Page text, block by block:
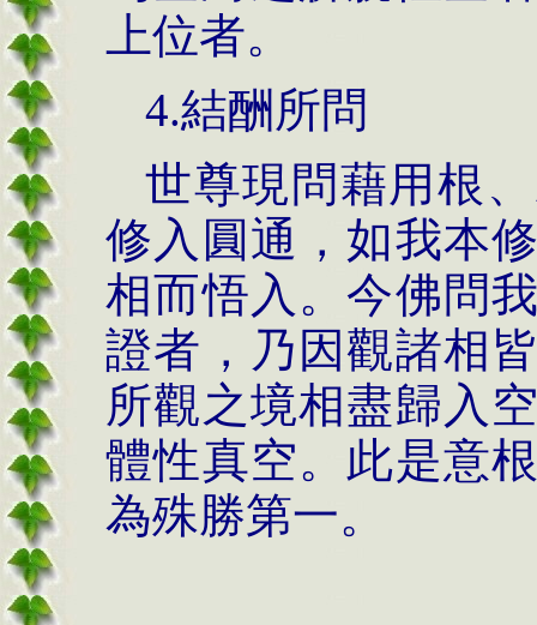
上位者。
4.結酬所問
世尊現問藉用根
修入圓通，如我本
相而悟入。今佛問
證者，乃因觀諸相
所觀之境相盡歸入
體性真空。此是意
為殊勝第一。